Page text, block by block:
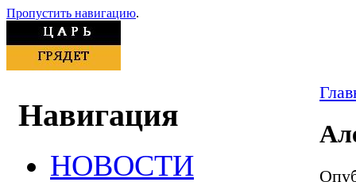
Пропустить навигацию.
Навигация
НОВОСТИ